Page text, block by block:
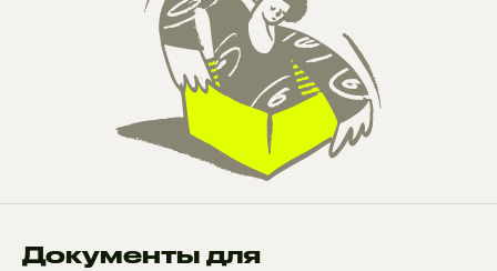
Документы для